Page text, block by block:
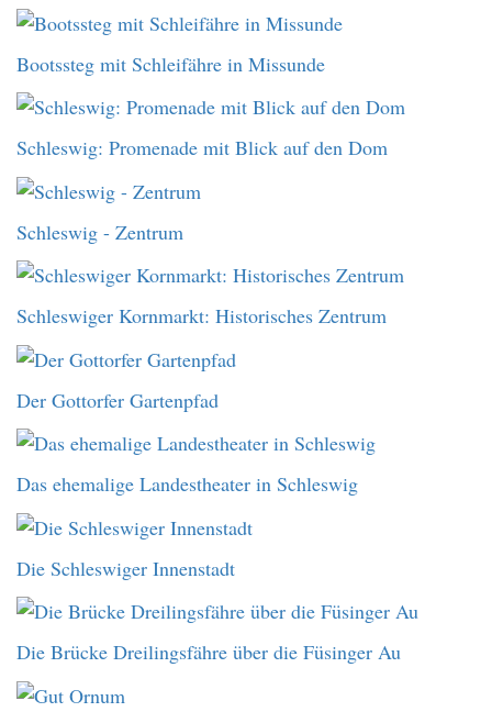
Bootssteg mit Schleifähre in Missunde
Schleswig: Promenade mit Blick auf den Dom
Schleswig - Zentrum
Schleswiger Kornmarkt: Historisches Zentrum
Der Gottorfer Gartenpfad
Das ehemalige Landestheater in Schleswig
Die Schleswiger Innenstadt
Die Brücke Dreilingsfähre über die Füsinger Au